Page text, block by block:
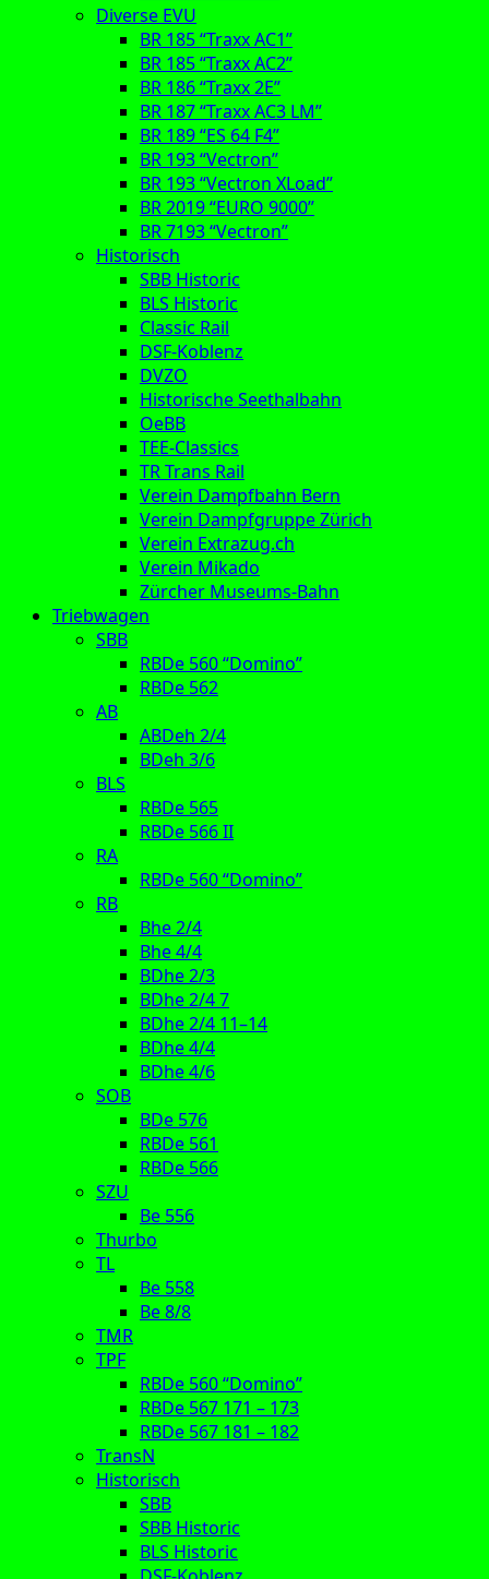
Diverse EVU
BR 185 “Traxx AC1”
BR 185 “Traxx AC2”
BR 186 “Traxx 2E”
BR 187 “Traxx AC3 LM”
BR 189 “ES 64 F4”
BR 193 “Vectron”
BR 193 “Vectron XLoad”
BR 2019 “EURO 9000”
BR 7193 “Vectron”
Historisch
SBB Historic
BLS Historic
Classic Rail
DSF-Koblenz
DVZO
Historische Seethalbahn
OeBB
TEE-Classics
TR Trans Rail
Verein Dampfbahn Bern
Verein Dampfgruppe Zürich
Verein Extrazug.ch
Verein Mikado
Zürcher Museums-Bahn
Triebwagen
SBB
RBDe 560 “Domino”
RBDe 562
AB
ABDeh 2/4
BDeh 3/6
BLS
RBDe 565
RBDe 566 II
RA
RBDe 560 “Domino”
RB
Bhe 2/4
Bhe 4/4
BDhe 2/3
BDhe 2/4 7
BDhe 2/4 11–14
BDhe 4/4
BDhe 4/6
SOB
BDe 576
RBDe 561
RBDe 566
SZU
Be 556
Thurbo
TL
Be 558
Be 8/8
TMR
TPF
RBDe 560 “Domino”
RBDe 567 171 – 173
RBDe 567 181 – 182
TransN
Historisch
SBB
SBB Historic
BLS Historic